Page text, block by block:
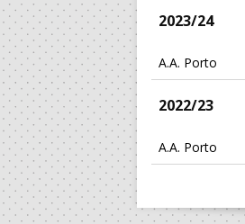
2023/24
A.A. Porto
2022/23
A.A. Porto